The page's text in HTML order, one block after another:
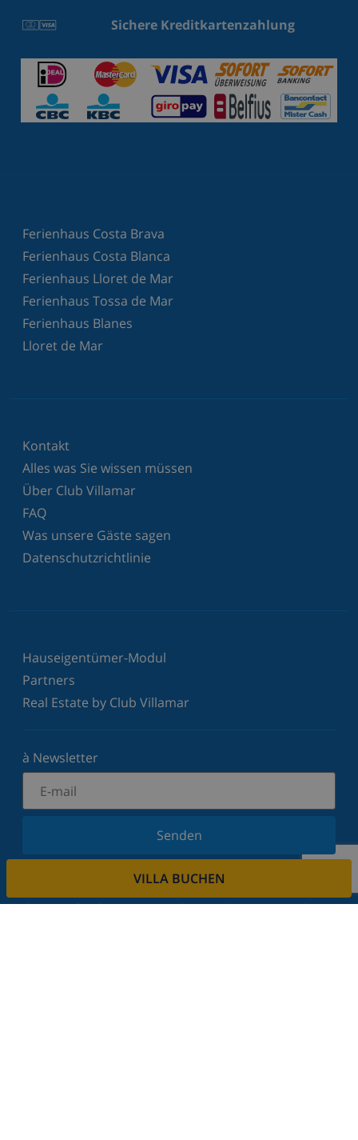
VILLA BUCHEN
Sichere Kreditkartenzahlung
Ferienhaus Costa Brava
Ferienhaus Costa Blanca
Ferienhaus Lloret de Mar
Ferienhaus Tossa de Mar
Ferienhaus Blanes
Lloret de Mar
Kontakt
Alles was Sie wissen müssen
Über Club Villamar
FAQ
Was unsere Gäste sagen
Datenschutzrichtlinie
Hauseigentümer-Modul
Partners
Real Estate by Club Villamar
à Newsletter
Senden
Melden Sie sich für unseren Newsletter an und
dem Laufenden. Wir respektieren Ihre Privatsphäre.